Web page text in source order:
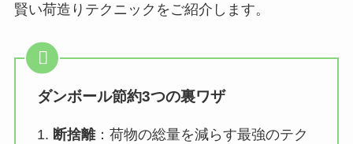
賢い荷造りテクニックをご紹介します。
ダンボール節約3つの裏ワザ
1. 断捨離：荷物の総量を減らす最強のテク